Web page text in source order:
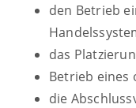
den Betrieb
das
Betrieb eines
die